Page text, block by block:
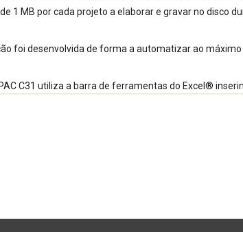
1 MB por cada projeto a elaborar e gravar no disco
foi desenvolvida de forma a automatizar ao máximo
C31 utiliza a barra de ferramentas do Excel®